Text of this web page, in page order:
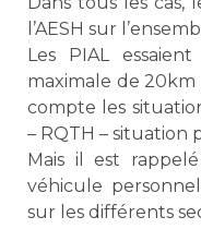
l’AESH sur
Les PIAL
maximale de
compte les
– RQTH – situation
Mais il est
véhicule
sur les différents